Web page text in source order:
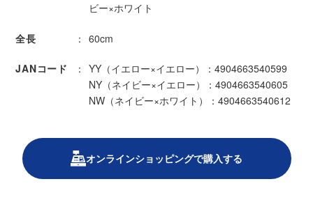
ビー×ホワイト
全長 60cm
JANコード
YY（イエロー×イエロー）：4904663540599
NY（ネイビー×イエロー）：4904663540605
NW（ネイビー×ホワイト）：4904663540612
オンラインショッピングで購入する